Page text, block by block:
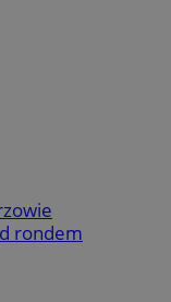
rondem